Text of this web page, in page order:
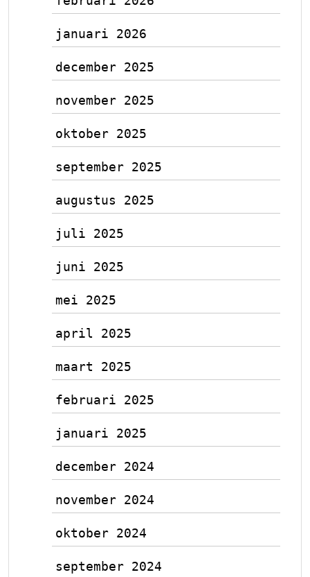
januari 2026
december 2025
november 2025
oktober 2025
september 2025
augustus 2025
juli 2025
juni 2025
mei 2025
april 2025
maart 2025
februari 2025
januari 2025
december 2024
november 2024
oktober 2024
september 2024